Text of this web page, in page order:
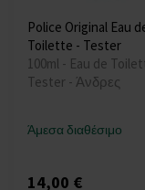
Police Original Eau
Toilette - Tester
100ml - Eau de
Tester - Άνδρες
Άμεσα διαθέσιμο
14,00 €